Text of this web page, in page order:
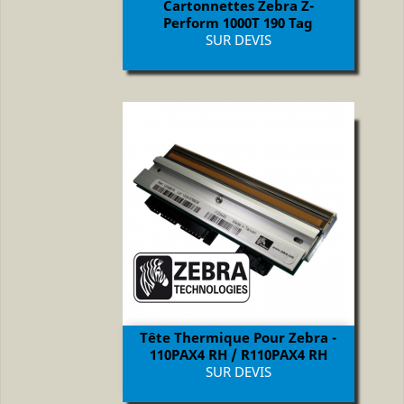
Cartonnettes Zebra Z-
Perform 1000T 190 Tag
Prix
SUR DEVIS
Tête Thermique Pour Zebra -
110PAX4 RH / R110PAX4 RH
Prix
SUR DEVIS